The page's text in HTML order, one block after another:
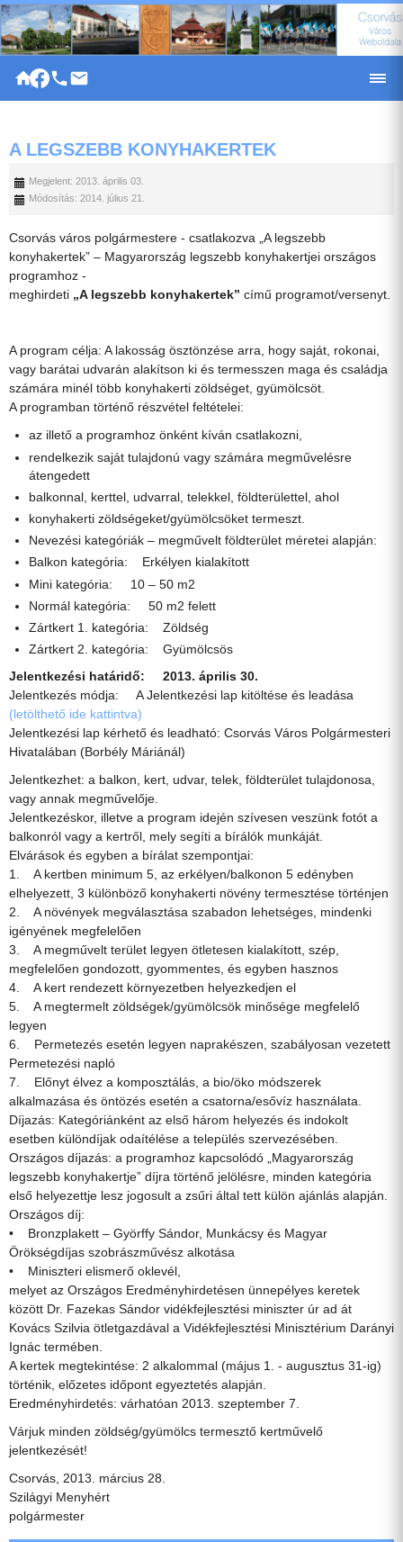
|
A LEGSZEBB KONYHAKERTEK
Megjelent: 2013. április 03.
Módosítás: 2014. július 21.
Csorvás város polgármestere - csatlakozva „A legszebb
konyhakertek” – Magyarország legszebb konyhakertjei országos
programhoz -
meghirdeti „A legszebb konyhakertek” című programot/versenyt.
A program célja: A lakosság ösztönzése arra, hogy saját, rokonai,
vagy barátai udvarán alakítson ki és termesszen maga és családja
számára minél több konyhakerti zöldséget, gyümölcsöt.
A programban történő részvétel feltételei:
az illető a programhoz önként kíván csatlakozni,
rendelkezik saját tulajdonú vagy számára megművelésre
átengedett
balkonnal, kerttel, udvarral, telekkel, földterülettel, ahol
konyhakerti zöldségeket/gyümölcsöket termeszt.
Nevezési kategóriák – megművelt földterület méretei alapján:
Balkon kategória: Erkélyen kialakított
Mini kategória: 10 – 50 m2
Normál kategória: 50 m2 felett
Zártkert 1. kategória: Zöldség
Zártkert 2. kategória: Gyümölcsös
Jelentkezési határidő: 2013. április 30.
Jelentkezés módja: A Jelentkezési lap kitöltése és leadása
(letölthető ide kattintva)
Jelentkezési lap kérhető és leadható: Csorvás Város Polgármesteri
Hivatalában (Borbély Máriánál)
Jelentkezhet: a balkon, kert, udvar, telek, földterület tulajdonosa,
vagy annak megművelője.
Jelentkezéskor, illetve a program idején szívesen veszünk fotót a
balkonról vagy a kertről, mely segíti a bírálók munkáját.
Elvárások és egyben a bírálat szempontjai:
1. A kertben minimum 5, az erkélyen/balkonon 5 edényben
elhelyezett, 3 különböző konyhakerti növény termesztése történjen
2. A növények megválasztása szabadon lehetséges, mindenki
igényének megfelelően
3. A megművelt terület legyen ötletesen kialakított, szép,
megfelelően gondozott, gyommentes, és egyben hasznos
4. A kert rendezett környezetben helyezkedjen el
5. A megtermelt zöldségek/gyümölcsök minősége megfelelő
legyen
6. Permetezés esetén legyen naprakészen, szabályosan vezetett
Permetezési napló
7. Előnyt élvez a komposztálás, a bio/öko módszerek
alkalmazása és öntözés esetén a csatorna/esővíz használata.
Díjazás: Kategóriánként az első három helyezés és indokolt
esetben különdíjak odaítélése a település szervezésében.
Országos díjazás: a programhoz kapcsolódó „Magyarország
legszebb konyhakertje” díjra történő jelölésre, minden kategória
első helyezettje lesz jogosult a zsűri által tett külön ajánlás alapján.
Országos díj:
• Bronzplakett – Györffy Sándor, Munkácsy és Magyar
Örökségdíjas szobrászművész alkotása
• Miniszteri elismerő oklevél,
melyet az Országos Eredményhirdetésen ünnepélyes keretek
között Dr. Fazekas Sándor vidékfejlesztési miniszter úr ad át
Kovács Szilvia ötletgazdával a Vidékfejlesztési Minisztérium Darányi
Ignác termében.
A kertek megtekintése: 2 alkalommal (május 1. - augusztus 31-ig)
történik, előzetes időpont egyeztetés alapján.
Eredményhirdetés: várhatóan 2013. szeptember 7.
Várjuk minden zöldség/gyümölcs termesztő kertművelő
jelentkezését!
Csorvás, 2013. március 28.
Szilágyi Menyhért
polgármester